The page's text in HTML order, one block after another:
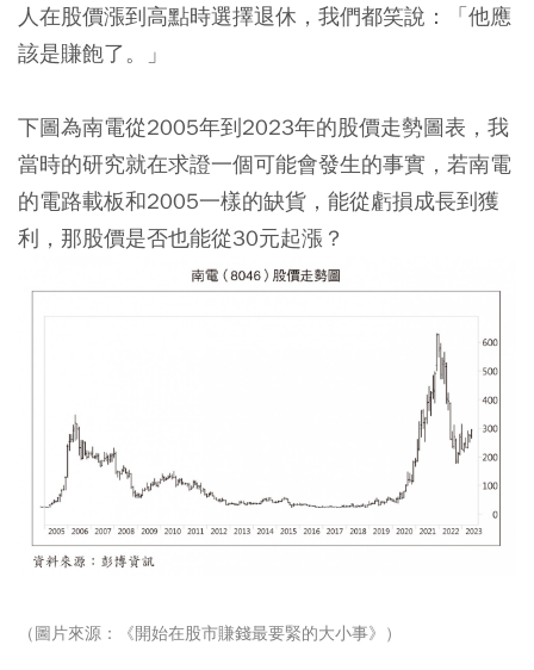
人在股價漲到高點時選擇退休，我們都笑說：「他應
該是賺飽了。」
下圖為南電從2005年到2023年的股價走勢圖表，我
當時的研究就在求證一個可能會發生的事實，若南電
的電路載板和2005一樣的缺貨，能從虧損成長到獲
利，那股價是否也能從30元起漲？
（圖片來源：《開始在股市賺錢最要緊的大小事》）